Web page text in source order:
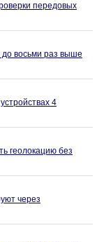
передовых
до восьми раз выше
4
геолокацию без
через